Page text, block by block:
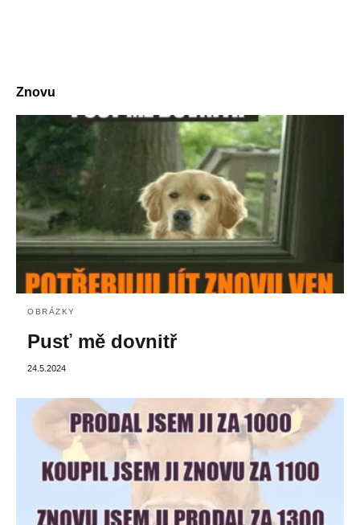
Znovu
OBRÁZKY
Pusť mě dovnitř
24.5.2024